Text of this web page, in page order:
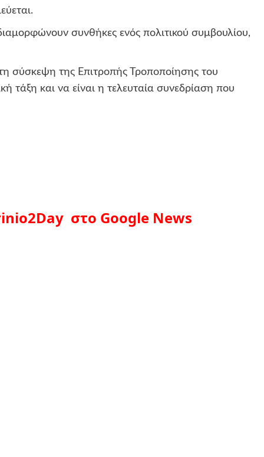
συνθήκες ενός πολιτικού συμβουλίου,
σύσκεψη της Επιτροπής Τροποποίησης του
τάξη και να είναι η τελευταία συνεδρίαση που
στο Google News